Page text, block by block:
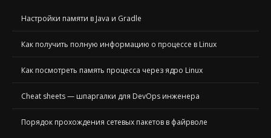
Настройки памяти в Java и Gradle
Как получить полную информацию о процессе в Linux
Как посмотреть память процесса через ядро Linux
Cheat sheets — шпаргалки для DevOps инженера
Порядок прохождения сетевых пакетов в файрволе